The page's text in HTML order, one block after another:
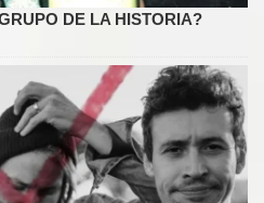
DE LA HISTORIA?